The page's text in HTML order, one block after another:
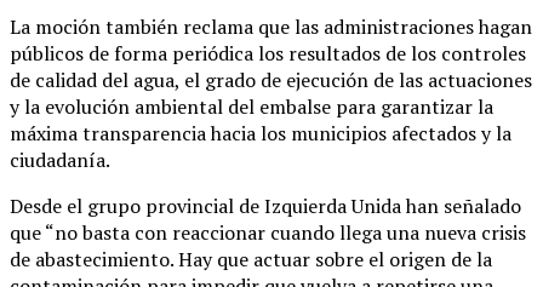
La moción también reclama que las administraciones hagan
públicos de forma periódica los resultados de los controles
de calidad del agua, el grado de ejecución de las actuaciones
y la evolución ambiental del embalse para garantizar la
máxima transparencia hacia los municipios afectados y la
ciudadanía.
Desde el grupo provincial de Izquierda Unida han señalado
que “no basta con reaccionar cuando llega una nueva crisis
de abastecimiento. Hay que actuar sobre el origen de la